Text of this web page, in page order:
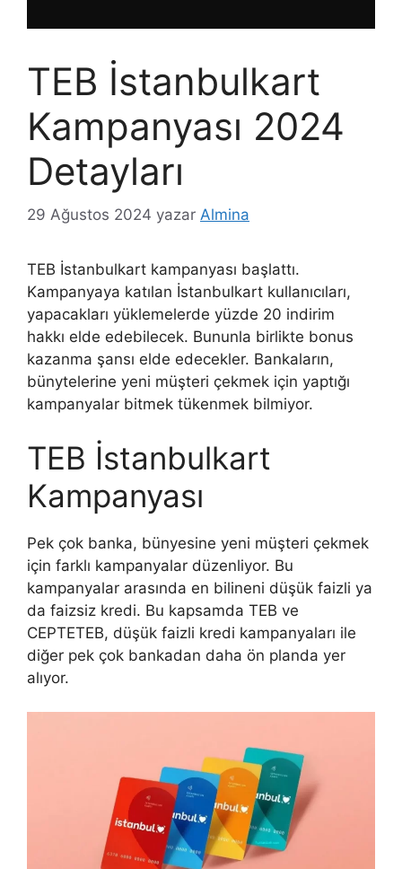
TEB İstanbulkart
Kampanyası 2024
Detayları
29 Ağustos 2024 yazar Almina
TEB İstanbulkart kampanyası başlattı.
Kampanyaya katılan İstanbulkart kullanıcıları,
yapacakları yüklemelerde yüzde 20 indirim
hakkı elde edebilecek. Bununla birlikte bonus
kazanma şansı elde edecekler. Bankaların,
bünytelerine yeni müşteri çekmek için yaptığı
kampanyalar bitmek tükenmek bilmiyor.
TEB İstanbulkart
Kampanyası
Pek çok banka, bünyesine yeni müşteri çekmek
için farklı kampanyalar düzenliyor. Bu
kampanyalar arasında en bilineni düşük faizli ya
da faizsiz kredi. Bu kapsamda TEB ve
CEPTETEB, düşük faizli kredi kampanyaları ile
diğer pek çok bankadan daha ön planda yer
alıyor.